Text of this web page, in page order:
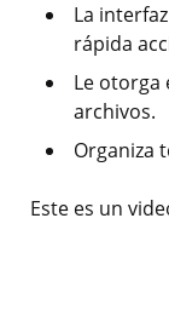
La
rápida
Le otorga
archivos.
Organiza
Este es un